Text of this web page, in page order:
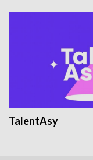
TalentAsy